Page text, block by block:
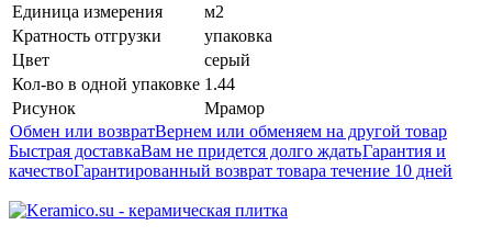
Единица измерения
м2
Кратность отгрузки
упаковка
Цвет
серый
Кол-во в одной упаковке 1.44
Рисунок
Мрамор
Обмен или возвратВернем или обменяем на другой товар
Быстрая доставкаВам не придется долго ждатьГарантия и
качествоГарантированный возврат товара течение 10 дней